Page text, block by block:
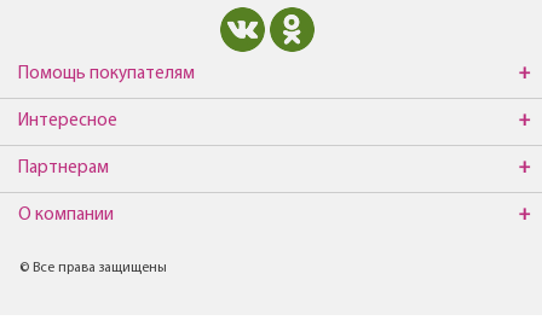
Помощь покупателям
Интересное
Партнерам
О компании
© Все права защищены